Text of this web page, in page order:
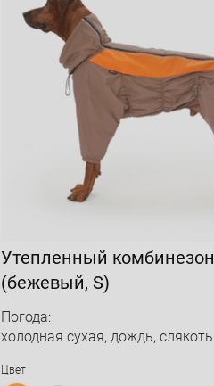
Утепленный комбинезон
(бежевый, S)
Погода:
холодная сухая, дождь, слякоть
Цвет